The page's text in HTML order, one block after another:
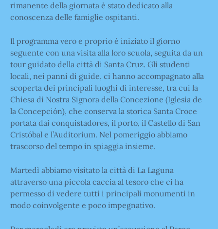
rimanente della giornata è stato dedicato alla
conoscenza delle famiglie ospitanti.
Il programma vero e proprio è iniziato il giorno
seguente con una visita alla loro scuola, seguita da un
tour guidato della città di Santa Cruz. Gli studenti
locali, nei panni di guide, ci hanno accompagnato alla
scoperta dei principali luoghi di interesse, tra cui la
Chiesa di Nostra Signora della Concezione (Iglesia de
la Concepción), che conserva la storica Santa Croce
portata dai conquistadores, il porto, il Castello di San
Cristóbal e l’Auditorium. Nel pomeriggio abbiamo
trascorso del tempo in spiaggia insieme.
Martedì abbiamo visitato la città di La Laguna
attraverso una piccola caccia al tesoro che ci ha
permesso di vedere tutti i principali monumenti in
modo coinvolgente e poco impegnativo.